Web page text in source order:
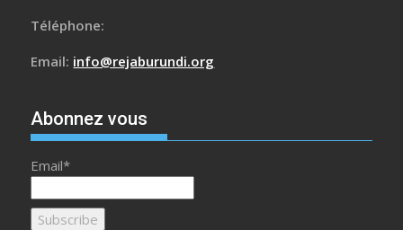
Téléphone:
Email: info@rejaburundi.org
Abonnez vous
Email*